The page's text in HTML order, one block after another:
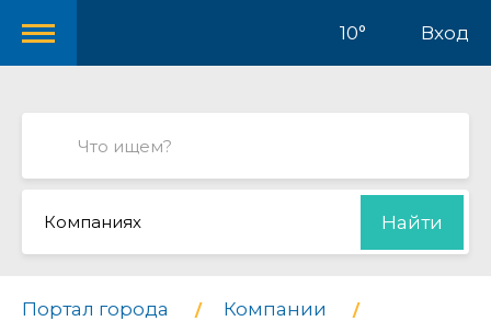
10° Вход
Компаниях Найти
Портал города
Компании